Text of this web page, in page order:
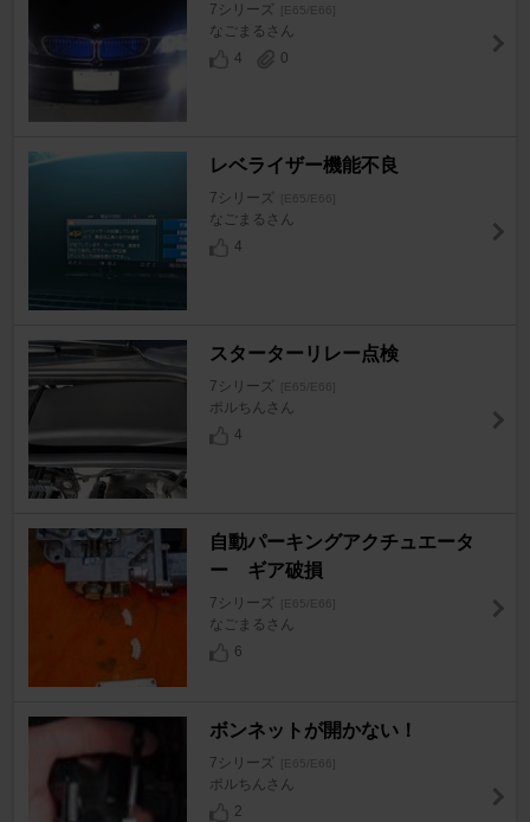
7シリーズ [E65/E66]
なごまるさん
4
0
レベライザー機能不良
7シリーズ [E65/E66]
なごまるさん
4
スターターリレー点検
7シリーズ [E65/E66]
ポルちんさん
4
自動パーキングアクチュエータ
ー ギア破損
7シリーズ [E65/E66]
なごまるさん
6
ボンネットが開かない！
7シリーズ [E65/E66]
ポルちんさん
2